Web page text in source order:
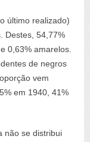
último realizado)
Destes, 54,77%
0,63% amarelos.
de negros
vem
em 1940, 41%
não se distribui